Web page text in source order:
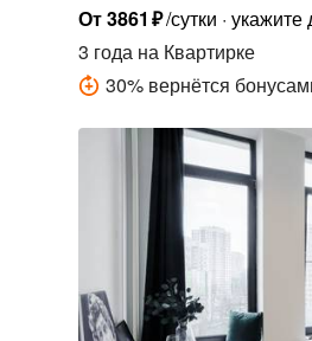
От3861 ₽/сутки укажите
3 годана Квартирке
30% вернётся